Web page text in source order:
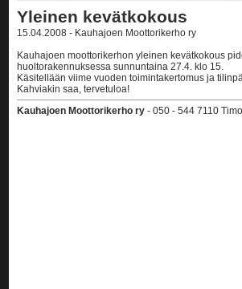
Yleinen kevätkokous
15.04.2008 - Kauhajoen Moottorikerho ry
Kauhajoen moottorikerhon yleinen kevätkokous
huoltorakennuksessa sunnuntaina 27.4. klo 15.
Käsitellään viime vuoden toimintakertomus ja
Kahviakin saa, tervetuloa!
Kauhajoen Moottorikerho ry - 050 - 544 7110